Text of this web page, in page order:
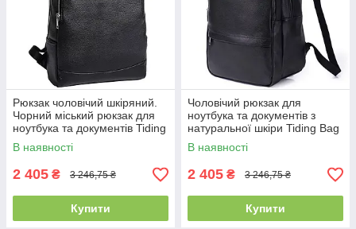
Рюкзак чоловічий шкіряний.
Чорний міський рюкзак для
ноутбука та документів Tiding
Bag B2-7371A
В наявності
2 405 ₴ 3 246,75 ₴
Купити
Чоловічий рюкзак для
ноутбука та документів з
натуральної шкіри Tiding Bag
B2-37342A
В наявності
2 405 ₴ 3 246,75 ₴
Купити